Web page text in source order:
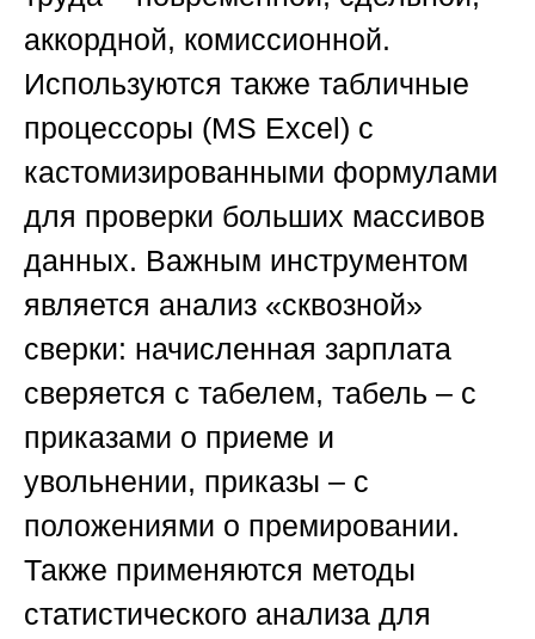
аккордной, комиссионной.
Используются также табличные
процессоры (MS Excel) с
кастомизированными формулами
для проверки больших массивов
данных. Важным инструментом
является анализ «сквозной»
сверки: начисленная зарплата
сверяется с табелем, табель – с
приказами о приеме и
увольнении, приказы – с
положениями о премировании.
Также применяются методы
статистического анализа для